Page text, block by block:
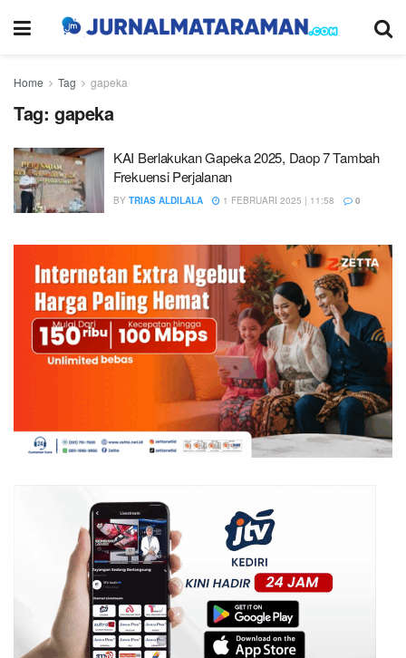
Home Tag gapeka
Tag: gapeka
KAI Berlakukan Gapeka 2025, Daop 7 Tambah
Frekuensi Perjalanan
BY TRIAS ALDILALA 1 FEBRUARI 2025 | 11:58 0